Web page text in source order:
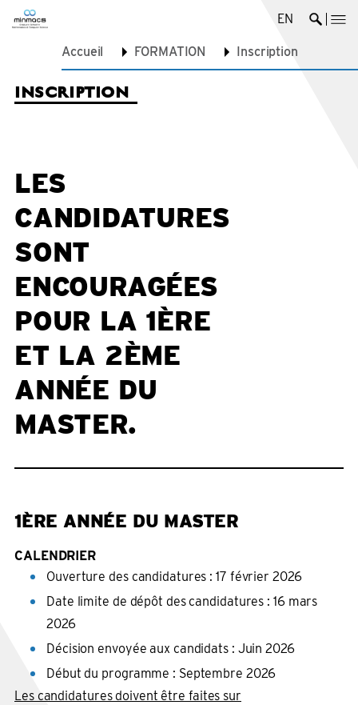
EN
Accueil FORMATION Inscription
INSCRIPTION
LES
CANDIDATURES
SONT
ENCOURAGÉES
POUR LA 1ÈRE
ET LA 2ÈME
ANNÉE DU
MASTER.
1ÈRE ANNÉE DU MASTER
CALENDRIER
Ouverture des candidatures : 17 février 2026
Date limite de dépôt des candidatures : 16 mars
2026
Décision envoyée aux candidats : Juin 2026
Début du programme : Septembre 2026
Les candidatures doivent être faites sur